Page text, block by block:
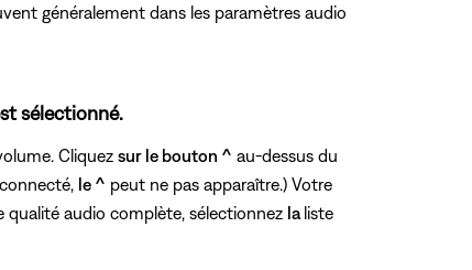
généralement dans les paramètres audio
sélectionné.
Cliquez sur le bouton ^ au-dessus du
le ^ peut ne pas apparaître.) Votre
qualité audio complète, sélectionnez la liste